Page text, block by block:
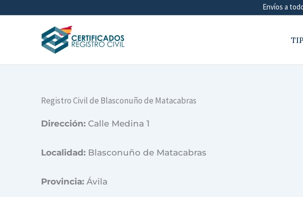
Envíos a
Registro Civil de Blasconuño de Matacabras
Dirección: Calle Medina 1
Localidad: Blasconuño de Matacabras
Provincia: Ávila